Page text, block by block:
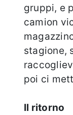
gruppi, e
camion
stagione,
poi ci
Il ritorno